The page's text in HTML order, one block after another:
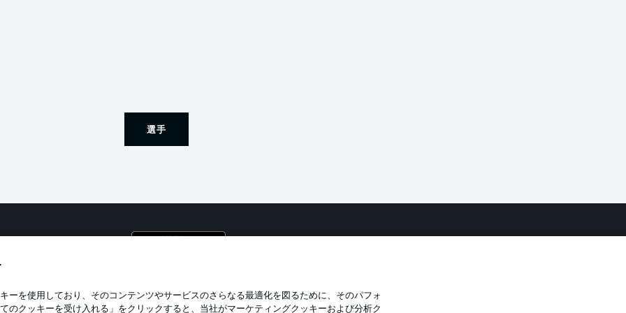
選手
当サイトについて
を使用しており、そのコンテンツやサービスのさらなる最適化を図るために、そのパフォ
クッキーを受け入れる」をクリックすると、当社がマーケティングクッキーおよび分析ク